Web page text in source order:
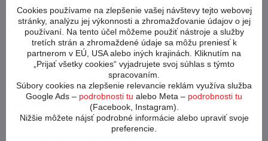
Neváhajte nás kontaktovať
053 4413 064
cykloabc​@cykloabc​.sk
Partnerský web
Cookies používame na zlepšenie vašej návštevy tejto webovej
stránky, analýzu jej výkonnosti a zhromažďovanie údajov o jej
používaní. Na tento účel môžeme použiť nástroje a služby
tretích strán a zhromaždené údaje sa môžu preniesť k
partnerom v EÚ, USA alebo iných krajinách. Kliknutím na
„Prijať všetky cookies“ vyjadrujete svoj súhlas s týmto
spracovaním.
Súbory cookies na zlepšenie relevancie reklám využíva služba
Google Ads – podrobnosti tu alebo Meta – podrobnosti tu
(Facebook, Instagram).
Nižšie môžete nájsť podrobné informácie alebo upraviť svoje
preferencie.